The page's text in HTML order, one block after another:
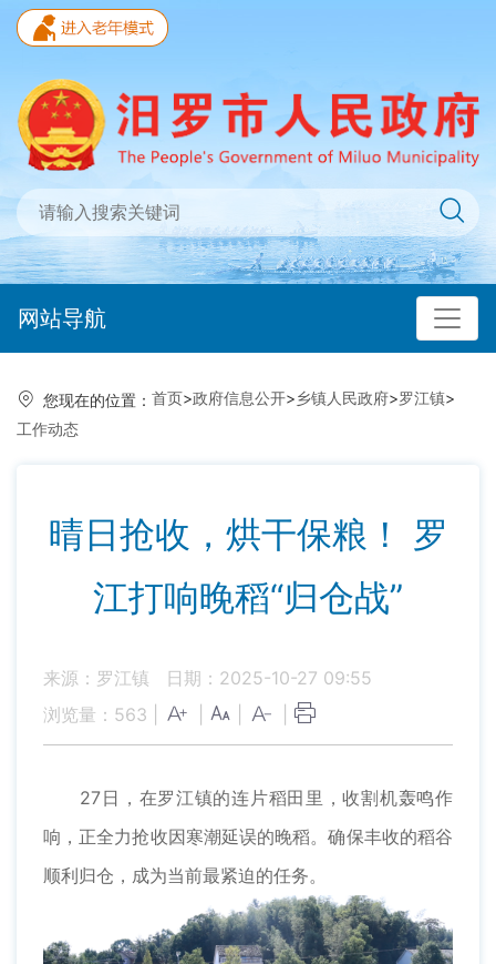
网站导航
您现在的位置： 首页>政府信息公开>乡镇人民政府>罗江镇>
工作动态
晴日抢收，烘干保粮！ 罗
江打响晚稻“归仓战”
来源：罗江镇
日期：2025-10-27 09:55
浏览量： 563
27日，在罗江镇的连片稻田里，收割机轰鸣作
响，正全力抢收因寒潮延误的晚稻。确保丰收的稻谷
顺利归仓，成为当前最紧迫的任务。